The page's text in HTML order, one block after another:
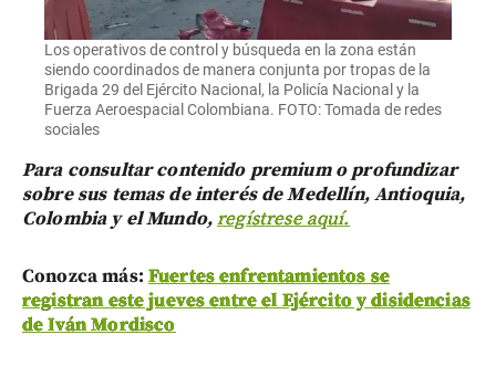
Los operativos de control y búsqueda en la zona están
siendo coordinados de manera conjunta por tropas de la
Brigada 29 del Ejército Nacional, la Policía Nacional y la
Fuerza Aeroespacial Colombiana. FOTO: Tomada de redes
sociales
Para consultar contenido premium o profundizar
sobre sus temas de interés de Medellín, Antioquia,
Colombia y el Mundo,regístrese aquí.
Conozca más: Fuertes enfrentamientos se
registran este jueves entre el Ejército y disidencias
de Iván Mordisco